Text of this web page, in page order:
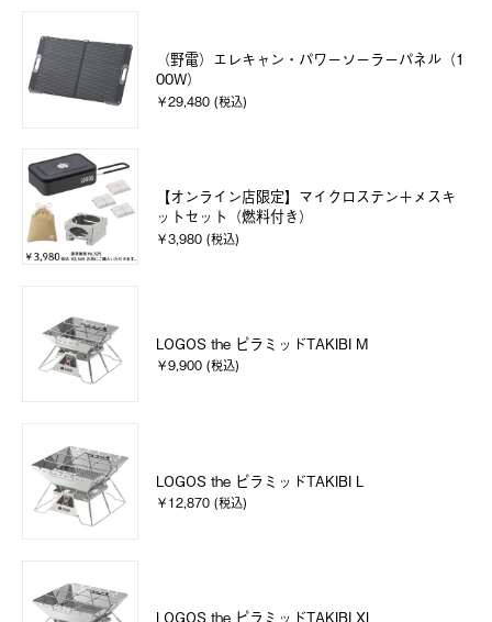
（野電）エレキャン・パワーソーラーパネル（1
00W）
￥29,480 (税込)
【オンライン店限定】マイクロステン＋メスキ
ットセット（燃料付き）
￥3,980 (税込)
LOGOS the ピラミッドTAKIBI M
￥9,900 (税込)
LOGOS the ピラミッドTAKIBI L
￥12,870 (税込)
LOGOS the ピラミッドTAKIBI XL